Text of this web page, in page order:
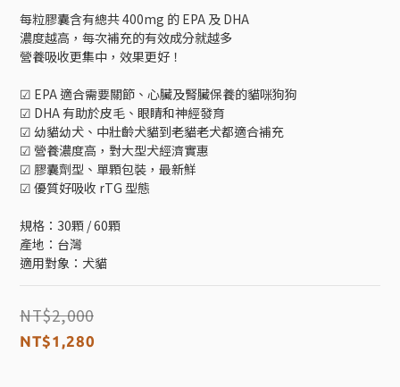
每粒膠囊含有總共 400mg 的 EPA 及 DHA
濃度越高，每次補充的有效成分就越多
營養吸收更集中，效果更好！
☑ EPA 適合需要關節、心臟及腎臟保養的貓咪狗狗
☑ DHA 有助於皮毛、眼睛和神經發育
☑ 幼貓幼犬、中壯齡犬貓到老貓老犬都適合補充
☑ 營養濃度高，對大型犬經濟實惠
☑ 膠囊劑型、單顆包裝，最新鮮
☑ 優質好吸收 rTG 型態
規格：30顆 / 60顆
產地：台灣
適用對象：犬貓
NT$2,000
NT$1,280